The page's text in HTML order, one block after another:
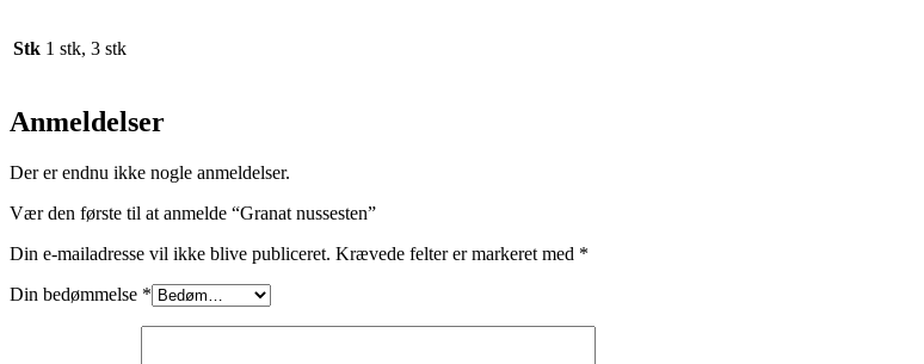
Stk 1 stk, 3 stk
Anmeldelser
Der er endnu ikke nogle anmeldelser.
Vær den første til at anmelde “Granat nussesten”
Din e-mailadresse vil ikke blive publiceret. Krævede felter er markeret med *
Din bedømmelse *